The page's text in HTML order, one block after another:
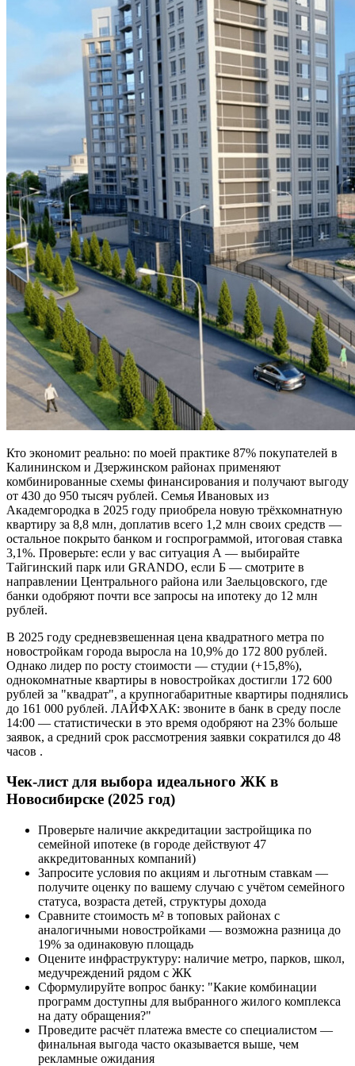
Кто экономит реально: по моей практике 87% покупателей в
Калининском и Дзержинском районах применяют
комбинированные схемы финансирования и получают выгоду
от 430 до 950 тысяч рублей. Семья Ивановых из
Академгородка в 2025 году приобрела новую трёхкомнатную
квартиру за 8,8 млн, доплатив всего 1,2 млн своих средств —
остальное покрыто банком и госпрограммой, итоговая ставка
3,1%. Проверьте: если у вас ситуация А — выбирайте
Тайгинский парк или GRANDO, если Б — смотрите в
направлении Центрального района или Заельцовского, где
банки одобряют почти все запросы на ипотеку до 12 млн
рублей.
В 2025 году средневзвешенная цена квадратного метра по
новостройкам города выросла на 10,9% до 172 800 рублей.
Однако лидер по росту стоимости — студии (+15,8%),
однокомнатные квартиры в новостройках достигли 172 600
рублей за "квадрат", а крупногабаритные квартиры поднялись
до 161 000 рублей. ЛАЙФХАК: звоните в банк в среду после
14:00 — статистически в это время одобряют на 23% больше
заявок, а средний срок рассмотрения заявки сократился до 48
часов .
Чек-лист для выбора идеального ЖК в
Новосибирске (2025 год)
Проверьте наличие аккредитации застройщика по
семейной ипотеке (в городе действуют 47
аккредитованных компаний)
Запросите условия по акциям и льготным ставкам —
получите оценку по вашему случаю с учётом семейного
статуса, возраста детей, структуры дохода
Сравните стоимость м² в топовых районах с
аналогичными новостройками — возможна разница до
19% за одинаковую площадь
Оцените инфраструктуру: наличие метро, парков, школ,
медучреждений рядом с ЖК
Сформулируйте вопрос банку: "Какие комбинации
программ доступны для выбранного жилого комплекса
на дату обращения?"
Проведите расчёт платежа вместе со специалистом —
финальная выгода часто оказывается выше, чем
рекламные ожидания